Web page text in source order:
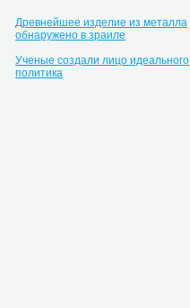
Древнейшее изделие из металла
обнаружено в зраиле
Ученые создали лицо идеального
политика